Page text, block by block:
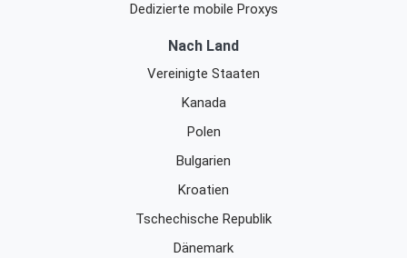
Dedizierte mobile Proxys
Nach Land
Vereinigte Staaten
Kanada
Polen
Bulgarien
Kroatien
Tschechische Republik
Dänemark